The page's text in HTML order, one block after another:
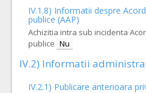
IV.1.8) Informatii despre
publice (AAP)
Achizitia intra sub incidenta
publice Nu
IV.2) Informatii
IV.2.1) Publicare anterioara